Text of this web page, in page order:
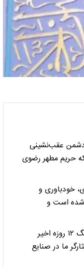
دشمن عقب‌نشینی
که حریم مطهر رضوی
خودباوری و
شده است و
دشمن می‌خواهد خداباوری را با توسعه مفاسد اخلاقی و اجتماعی در جامعه ما از بین ببرد؛ همچنین در جنگ ۱۲ روزه اخیر
ما در صنایع